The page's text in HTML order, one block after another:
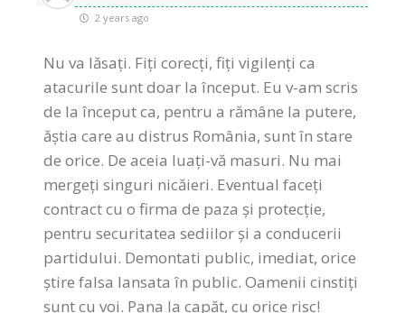
2 years ago
Nu va lăsați. Fiți corecți, fiți vigilenți ca
atacurile sunt doar la început. Eu v-am scris
de la început ca, pentru a rămâne la putere,
ăștia care au distrus România, sunt în stare
de orice. De aceia luați-vă masuri. Nu mai
mergeți singuri nicăieri. Eventual faceți
contract cu o firma de paza și protecție,
pentru securitatea sediilor și a conducerii
partidului. Demontati public, imediat, orice
știre falsa lansata în public. Oamenii cinstiți
sunt cu voi. Pana la capăt, cu orice risc!